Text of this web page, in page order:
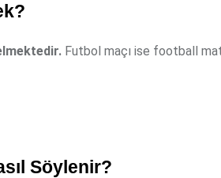
Futbol maçı ise football
Söylenir?